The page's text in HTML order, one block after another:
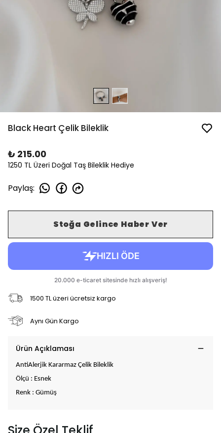
Black Heart Çelik Bileklik
₺ 215.00
1250 TL Üzeri Doğal Taş Bileklik Hediye
Paylaş:
Stoğa Gelince Haber Ver
1500 TL üzeri ücretsiz kargo
Aynı Gün Kargo
Ürün Açıklaması
AntiAlerjik Kararmaz Çelik Bileklik
Ölçü : Esnek
Renk : Gümüş